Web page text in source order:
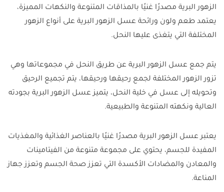
الزهور البرية مصدرًا غنيًا بالمذاقات المتنوعة والنكهات المميزة،
يعتمد طعم ولون ورائحة عسل الزهور البرية على أنواع الزهور
المختلفة التي يتغذى عليها النحل.
يتم جمع عسل الزهور البرية عن طريق النحل في مجموعاتها وهي
تزور الزهور المختلفة لجمع رحيقها ورحيقها، يتم تجميع الرحيق
وتحويله إلى عسل في خلية النحل، يتميز عسل الزهور البرية بجودته
العالية ونكهته المتنوعة والطبيعية.
يعتبر عسل الزهور البرية مصدرًا غنيًا بالعناصر الغذائية والمغذيات
المفيدة للجسم، يحتوي على مجموعة متنوعة من الفيتامينات
والمعادن والمضادات الأكسدة التي تعزز صحة الجسم وتعزز جهاز
المناعة.